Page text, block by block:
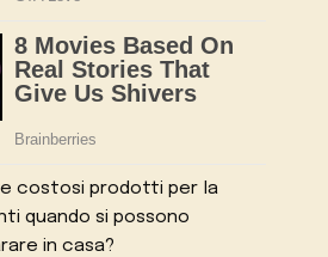
costosi prodotti per la
quando si possono
in casa?